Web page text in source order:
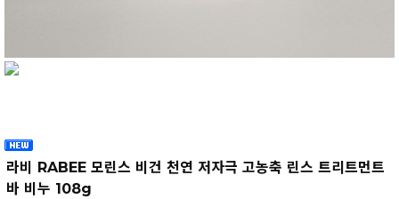
라비 RABEE 모린스 비건 천연 저자극 고농축 린스 트리트먼트
바 비누 108g